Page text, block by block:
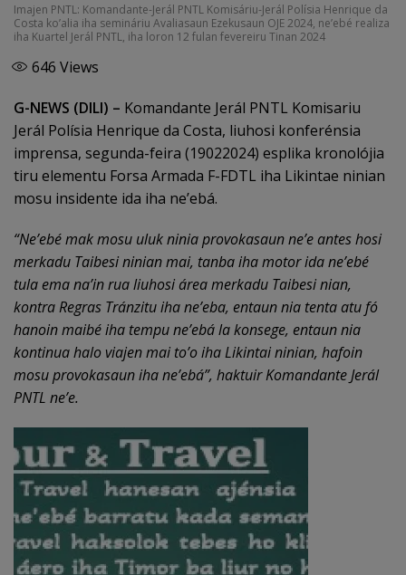
Imajen PNTL: Komandante-Jerál PNTL Komisáriu-Jerál Polísia Henrique da
Costa ko’alia iha semináriu Avaliasaun Ezekusaun OJE 2024, ne’ebé realiza
iha Kuartel Jerál PNTL, iha loron 12 fulan fevereiru Tinan 2024
646 Views
G-NEWS (DILI) – Komandante Jerál PNTL Komisariu
Jerál Polísia Henrique da Costa, liuhosi konferénsia
imprensa, segunda-feira (19022024) esplika kronolójia
tiru elementu Forsa Armada F-FDTL iha Likintae ninian
mosu insidente ida iha ne’ebá.
“Ne’ebé makmosu uluk ninia provokasaun ne’e antes hosi
merkadu Taibesi ninian mai, tanba iha motor ida ne’ebé
tula ema na’in rua liuhosi área merkadu Taibesi nian,
kontra Regras Tránzitu iha ne’eba, entaun nia tenta atu fó
hanoin maibé iha tempu ne’ebála konsege, entaun nia
kontinua halo viajenmai to’o iha Likintaininian, hafoin
mosu provokasaun iha ne’ebá”, haktuir Komandante Jerál
PNTL ne’e.